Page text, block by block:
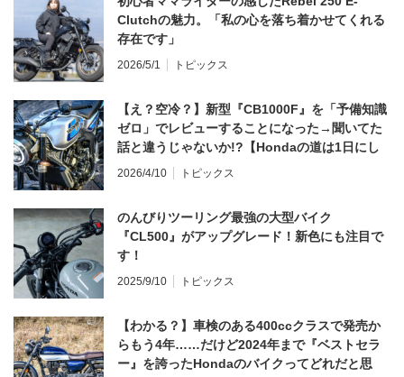
Clutchの魅力。「私の心を落ち着かせてくれる
存在です」
2026/5/1 トピックス
【え？空冷？】新型『CB1000F』を「予備知識
ゼロ」でレビューすることになった→聞いてた
話と違うじゃないか!?【Hondaの道は1日にし
てならず／CB1000F ①第一印象 編】
2026/4/10 トピックス
のんびりツーリング最強の大型バイク
『CL500』がアップグレード！新色にも注目で
す！
2025/9/10 トピックス
【わかる？】車検のある400ccクラスで発売か
らもう4年……だけど2024年まで『ベストセラ
ー』を誇ったHondaのバイクってどれだと思